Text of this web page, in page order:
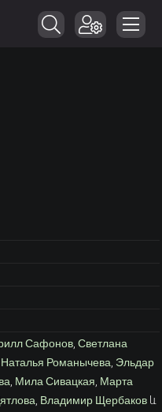
Сафонов, Светлана
Наталья Романычева, Эльдар
, Мила Сивацкая, Марта
, Владимир Щербаковև